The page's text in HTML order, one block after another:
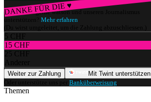
DANKE FÜR DIE ♥
Würdest du gerne watson und unseren Journalismus
unterstützen? Mehr erfahren
(Du wirst umgeleitet, um die Zahlung abzuschliessen.)
5 CHF
15 CHF
25 CHF
Anderer
Weiter zur Zahlung
Mit Twint unterstützen
Oder unterstütze uns per Banküberweisung
Themen